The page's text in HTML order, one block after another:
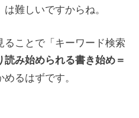
難しいですからね。
ことで「キーワード検索
読み始められる書き始め＝
めるはずです。